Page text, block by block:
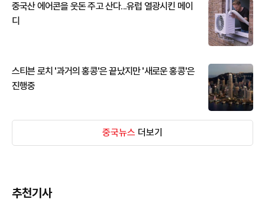
중국산 에어콘을 웃돈 주고 산다...유럽 열광시킨 메이
디
스티븐 로치 '과거의 홍콩'은 끝났지만 '새로운 홍콩'은
진행중
중국뉴스 더보기
추천기사